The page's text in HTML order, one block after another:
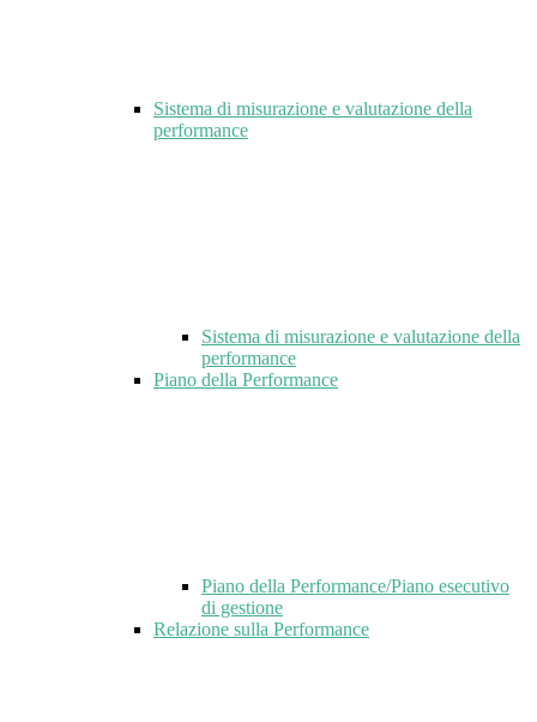
Sistema di misurazione e valutazione della
performance
Sistema di misurazione e valutazione della
performance
Piano della Performance
Piano della Performance/Piano esecutivo
di gestione
Relazione sulla Performance